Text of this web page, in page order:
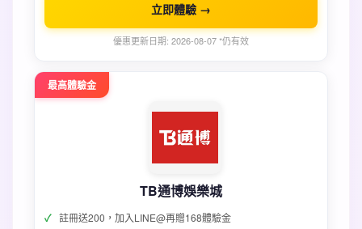
立即體驗 →
優惠更新日期: 2026-08-07 *仍有效
最高體驗金
TB通博娛樂城
註冊送200，加入LINE@再贈168體驗金